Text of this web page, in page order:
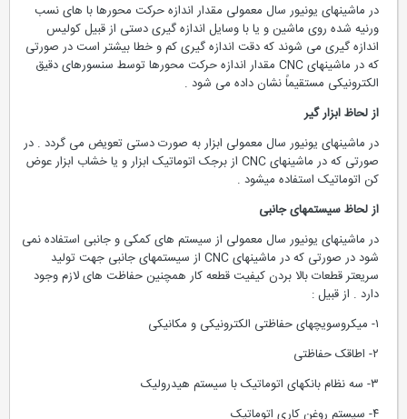
در ماشینهای یونیور سال معمولی مقدار اندازه حرکت محورها با های نسب
ورنیه شده روی ماشین و یا با وسایل اندازه گیری دستی از قبیل کولیس
اندازه گیری می شوند که دقت اندازه گیری کم و خطا بیشتر است در صورتی
که در ماشینهای CNC مقدار اندازه حرکت محورها توسط سنسورهای دقیق
الکترونیکی مستقیماً نشان داده می شود .
از لحاظ ابزار گیر
در ماشینهای یونیور سال معمولی ابزار به صورت دستی تعویض می گردد . در
صورتی که در ماشینهای CNC از برجک اتوماتیک ابزار و یا خشاب ابزار عوض
کن اتوماتیک استفاده میشود .
از لحاظ سیستمهای جانبی
در ماشینهای یونیور سال معمولی از سیستم های کمکی و جانبی استفاده نمی
شود در صورتی که در ماشینهای CNC از سیستمهای جانبی جهت تولید
سریعتر قطعات بالا بردن کیفیت قطعه کار همچنین حفاظت های لازم وجود
دارد . از قبیل :